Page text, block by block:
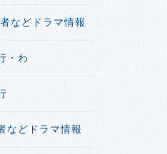
などドラマ情報
・わ
どドラマ情報